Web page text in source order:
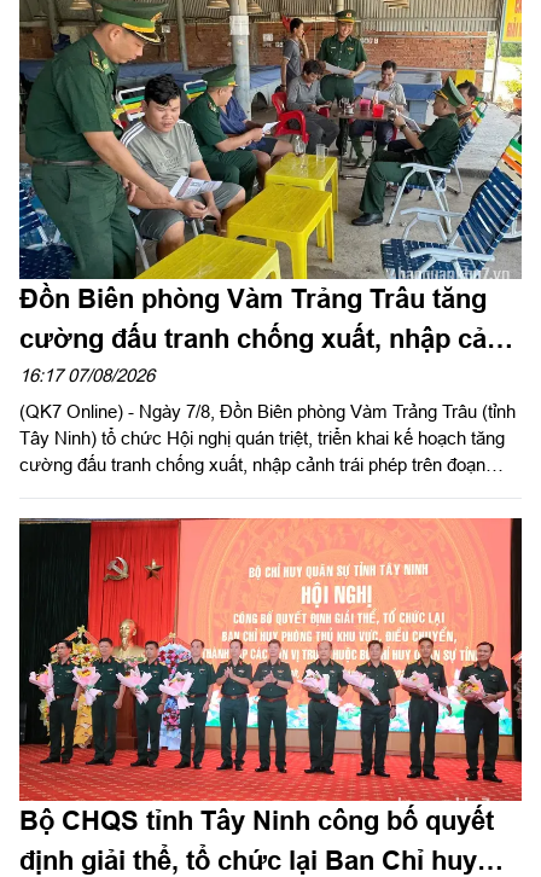
cảnh khó khăn trên địa bàn xã biên giới Quảng Trực.
Đồn Biên phòng Vàm Trảng Trâu tăng
cường đấu tranh chống xuất, nhập cảnh
trái phép
16:17 07/08/2026
(QK7 Online) - Ngày 7/8, Đồn Biên phòng Vàm Trảng Trâu (tỉnh
Tây Ninh) tổ chức Hội nghị quán triệt, triển khai kế hoạch tăng
cường đấu tranh chống xuất, nhập cảnh trái phép trên đoạn
Bộ CHQS tỉnh Tây Ninh công bố quyết
định giải thể, tổ chức lại Ban Chỉ huy